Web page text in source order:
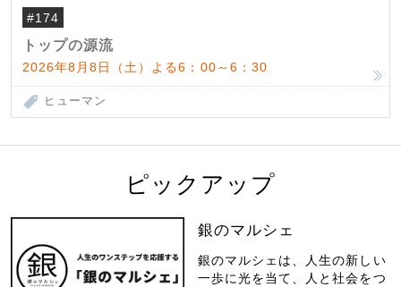
米国駐在でも浮かんだ八ヶ岳 山小屋を営
んだ父母
#174
トップの源流
2026年8月8日（土）よる6：00～6：30
ヒューマン
ピックアップ
銀のマルシェ
銀のマルシェは、人生の新しい
一歩に光を当て、人と社会をつ